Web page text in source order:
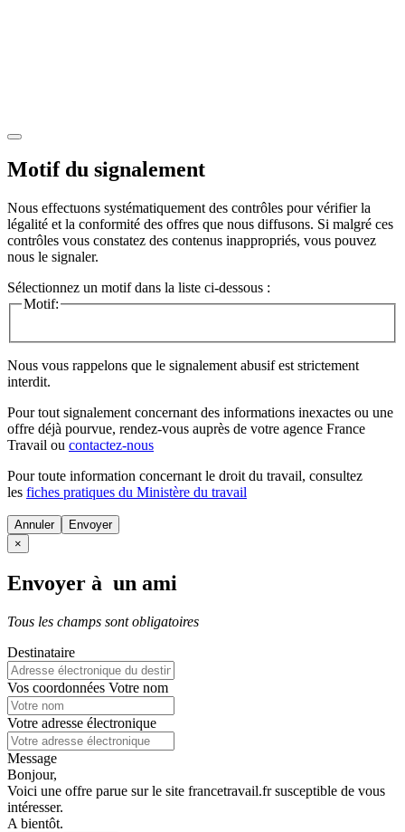
Motif du signalement
Nous effectuons systématiquement des contrôles pour vérifier la
légalité et la conformité des offres que nous diffusons. Si malgré ces
contrôles vous constatez des contenus inappropriés, vous pouvez
nous le signaler.
Sélectionnez un motif dans la liste ci-dessous :
Motif:
Nous vous rappelons que le signalement abusif est strictement
interdit.
Pour tout signalement concernant des informations inexactes ou une
offre déjà pourvue, rendez-vous auprès de votre agence France
Travail ou contactez-nous
Pour toute information concernant le droit du travail, consultez
les fiches pratiques du Ministère du travail
Annuler
×
Envoyer à un ami
Tous les champs sont obligatoires
Destinataire
Vos coordonnées Votre nom
Votre adresse électronique
Message
Bonjour,
Voici une offre parue sur le site francetravail.fr susceptible de vous
intéresser.
A bientôt.